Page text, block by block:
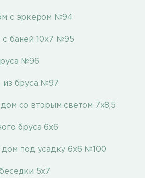
с эркером №94
с баней 10x7 №95
№96
из бруса №97
дом со вторым светом 7х8,5
бруса 6х6
под усадку 6х6 №100
5х7